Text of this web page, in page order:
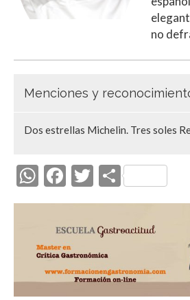
no
Menciones y
Dos estrellas Michelin. Tres soles
W
h
at
s
A
p
F
ac
e
b
o
o
T
w
itt
er
C
o
p
ar
ti